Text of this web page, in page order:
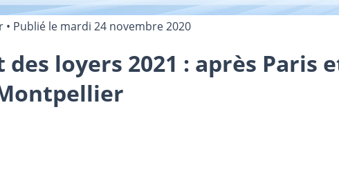
• Publié le mardi 24 novembre 2020
des loyers 2021 : après